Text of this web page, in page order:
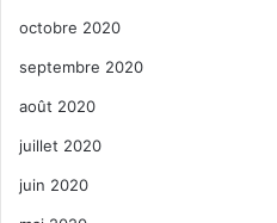
octobre 2020
septembre 2020
août 2020
juillet 2020
juin 2020